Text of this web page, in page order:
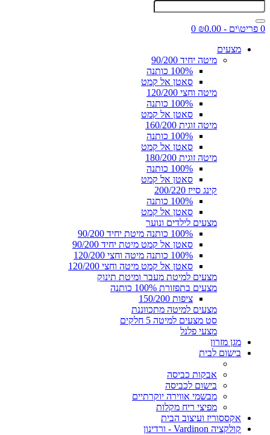
0 פריט\ים - ₪0.00
0
מצעים
מיטה יחיד 90/200
100% כותנה
סאטן אל קמט
מיטה וחצי 120/200
100% כותנה
סאטן אל קמט
מיטה זוגית 160/200
100% כותנה
סאטן אל קמט
מיטה זוגית 180/200
100% כותנה
סאטן אל קמט
קינג סייז 200/220
100% כותנה
סאטן אל קמט
מצעים לילדים ונוער
100% כותנה מיטת יחיד 90/200
סאטן אל קמט מיטת יחיד 90/200
100% כותנה מיטה וחצי 120/200
סאטן אל קמט מיטה וחצי 120/200
מצעים למיטת מעבר ומיטת תינוק
מצעים בתפזורת 100% כותנה
ציפות 150/200
מצעים למיטה מתכווננת
סט מצעים למיטה 5 חלקים
מצעי פלנל
מגן מזרון
בישום לבית
אבקות כביסה
בישום לכביסה
מבשמי אווירה יוקרתיים
מפיצי ריח מקלות
אקססוריז ועיצוב הבית
קולקציה Vardinon - ורדינון